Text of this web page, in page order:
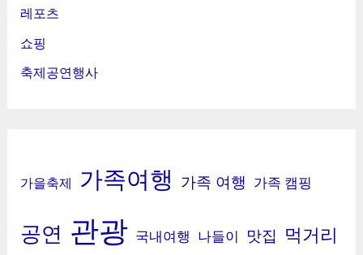
레포츠
쇼핑
축제공연행사
가을축제 가족여행 가족 여행 가족 캠핑
공연 관광 국내여행 나들이 맛집 먹거리